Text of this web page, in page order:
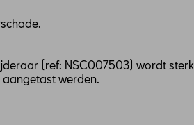
(ref: NSC007503) wordt sterk
werden.